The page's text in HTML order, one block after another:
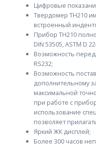
Цифровые
Твердомер ТН210
встроенный
Прибор ТН210
DIN 53505, ASTM D
Возможность
RS232;
Возможность
дополнительному
максимальной
при работе с
использование
позволяет
Яркий ЖК дисплей;
Более 300 часов